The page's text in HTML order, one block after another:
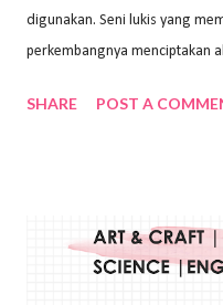
digunakan. Seni lukis yang
perkembangnya menciptakan
Wayan Kun Adnyana, teknik
menggunakan bahan dasar
sapuan warna cat yang tebal.
SHARE POST A